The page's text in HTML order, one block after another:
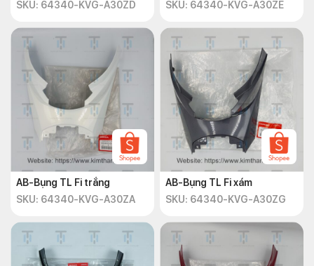
SKU: 64340-KVG-A30ZD
SKU: 64340-KVG-A30ZE
AB-Bụng TL Fi trắng
SKU: 64340-KVG-A30ZA
AB-Bụng TL Fi xám
SKU: 64340-KVG-A30ZG